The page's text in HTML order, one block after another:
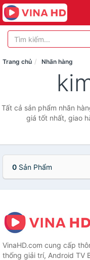
Trang chủ Nhãn hàng
Tất cả sản phẩm nhãn
giá tốt nhất, giao
0 Sản Phẩm
VinaHD.com cung cấp
thống giải trí, Android TV